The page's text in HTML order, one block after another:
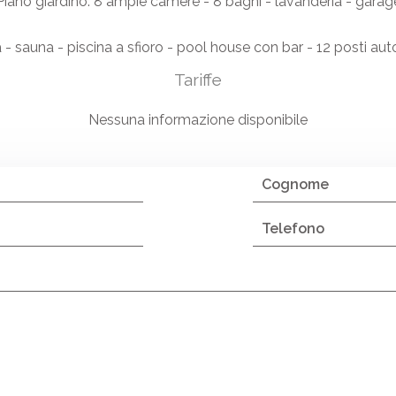
- sauna - piscina a sfioro - pool house con bar - 12 posti
Tariffe
Nessuna informazione disponibile